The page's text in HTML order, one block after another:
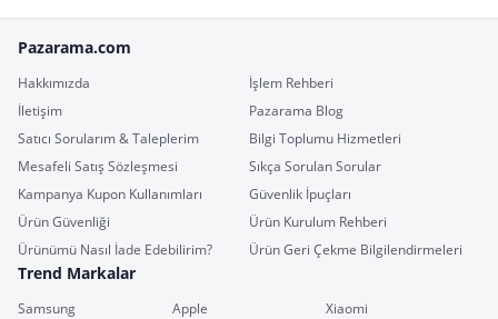
Pazarama.com
Hakkımızda
İşlem Rehberi
İletişim
Pazarama Blog
Satıcı Sorularım & Taleplerim
Bilgi Toplumu Hizmetleri
Mesafeli Satış Sözleşmesi
Sıkça Sorulan Sorular
Kampanya Kupon Kullanımları
Güvenlik İpuçları
Ürün Güvenliği
Ürün Kurulum Rehberi
Ürünümü Nasıl İade Edebilirim?
Ürün Geri Çekme Bilgilendirmeleri
Trend Markalar
Samsung Apple
Xiaomi